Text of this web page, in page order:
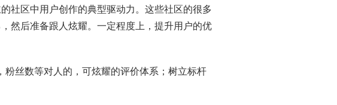
社区中用户创作的典型驱动力。这些社区的很多
然后准备跟人炫耀。一定程度上，提升用户的优
粉丝数等对人的，可炫耀的评价体系；树立标杆